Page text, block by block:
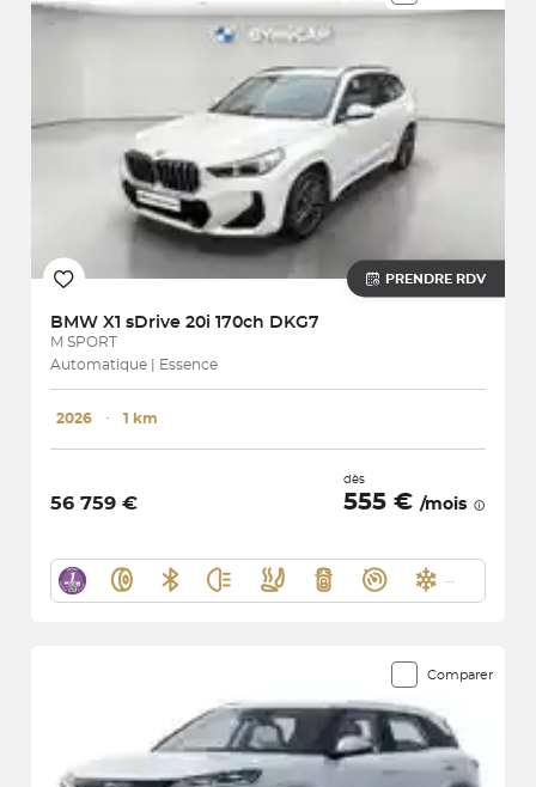
PRENDRE RDV
BMW X1 sDrive 20i 170ch DKG7
M SPORT
Automatique | Essence
2026 ･ 1 km
56 759 €
dès
555 € /mois
Comparer